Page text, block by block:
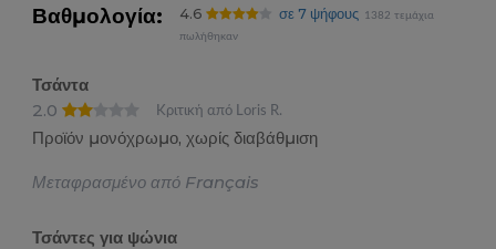
Βαθμολογία: 4.6 σε 7 ψήφους
1382 τεμάχια
πωλήθηκαν
Τσάντα
2.0
Κριτική από Loris R.
Προϊόν μονόχρωμο, χωρίς διαβάθμιση
Μεταφρασμένο από Français
Τσάντες για ψώνια